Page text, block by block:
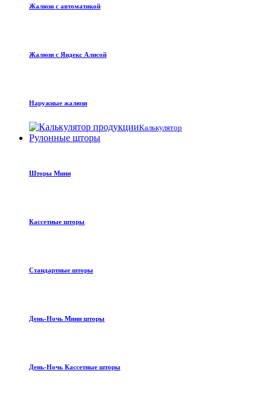
Жалюзи с автоматикой
Жалюзи с Яндекс Алисой
Наружные жалюзи
Калькулятор
Рулонные шторы
Шторы Мини
Кассетные шторы
Стандартные шторы
День-Ночь Мини шторы
День-Ночь Кассетные шторы